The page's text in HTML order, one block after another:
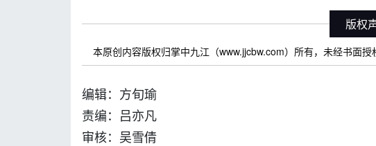
版权
本原创内容版权归掌中九江（www.jjcbw.com）所有，未经书面授
编辑：方旬瑜
责编：吕亦凡
审核：吴雪倩